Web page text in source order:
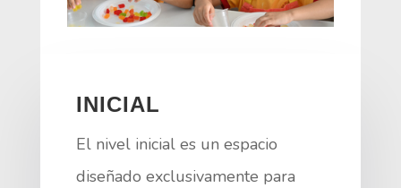
INICIAL
El nivel inicial es un espacio
diseñado exclusivamente para